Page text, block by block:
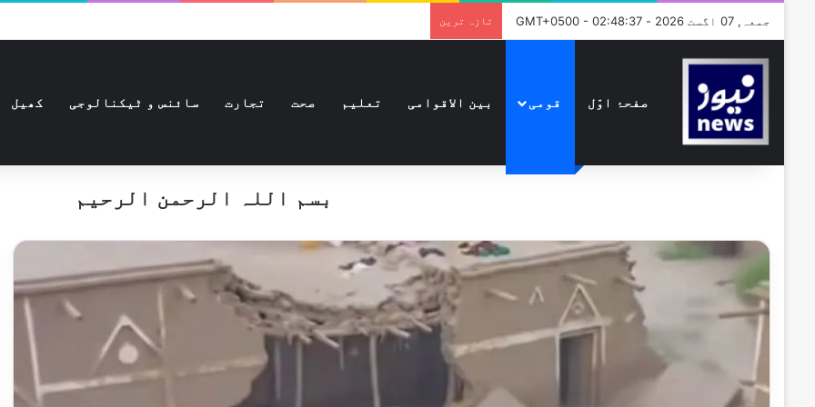
جمعہ, 07 اگست 2026 - GMT+0500 - 02:48:37 تازہ ترین
صفحۂ اوّل قومی بین الاقوامی تعلیم صحت تجارت سائنس و ٹیکنالوجی کھیل
بسم اللہ الرحمن الرحیم